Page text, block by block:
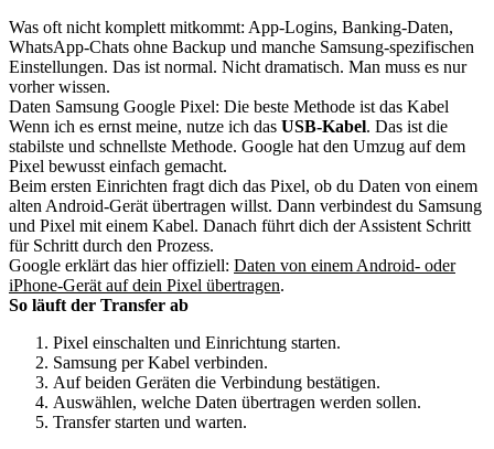
Was oft nicht komplett mitkommt: App-Logins, Banking-Daten,
WhatsApp-Chats ohne Backup und manche Samsung-spezifischen
Einstellungen. Das ist normal. Nicht dramatisch. Man muss es nur
vorher wissen.
Daten Samsung Google Pixel: Die beste Methode ist das Kabel
Wenn ich es ernst meine, nutze ich das USB-Kabel. Das ist die
stabilste und schnellste Methode. Google hat den Umzug auf dem
Pixel bewusst einfach gemacht.
Beim ersten Einrichten fragt dich das Pixel, ob du Daten von einem
alten Android-Gerät übertragen willst. Dann verbindest du Samsung
und Pixel mit einem Kabel. Danach führt dich der Assistent Schritt
für Schritt durch den Prozess.
Google erklärt das hier offiziell: Daten von einem Android- oder
iPhone-Gerät auf dein Pixel übertragen.
So läuft der Transfer ab
Pixel einschalten und Einrichtung starten.
Samsung per Kabel verbinden.
Auf beiden Geräten die Verbindung bestätigen.
Auswählen, welche Daten übertragen werden sollen.
Transfer starten und warten.